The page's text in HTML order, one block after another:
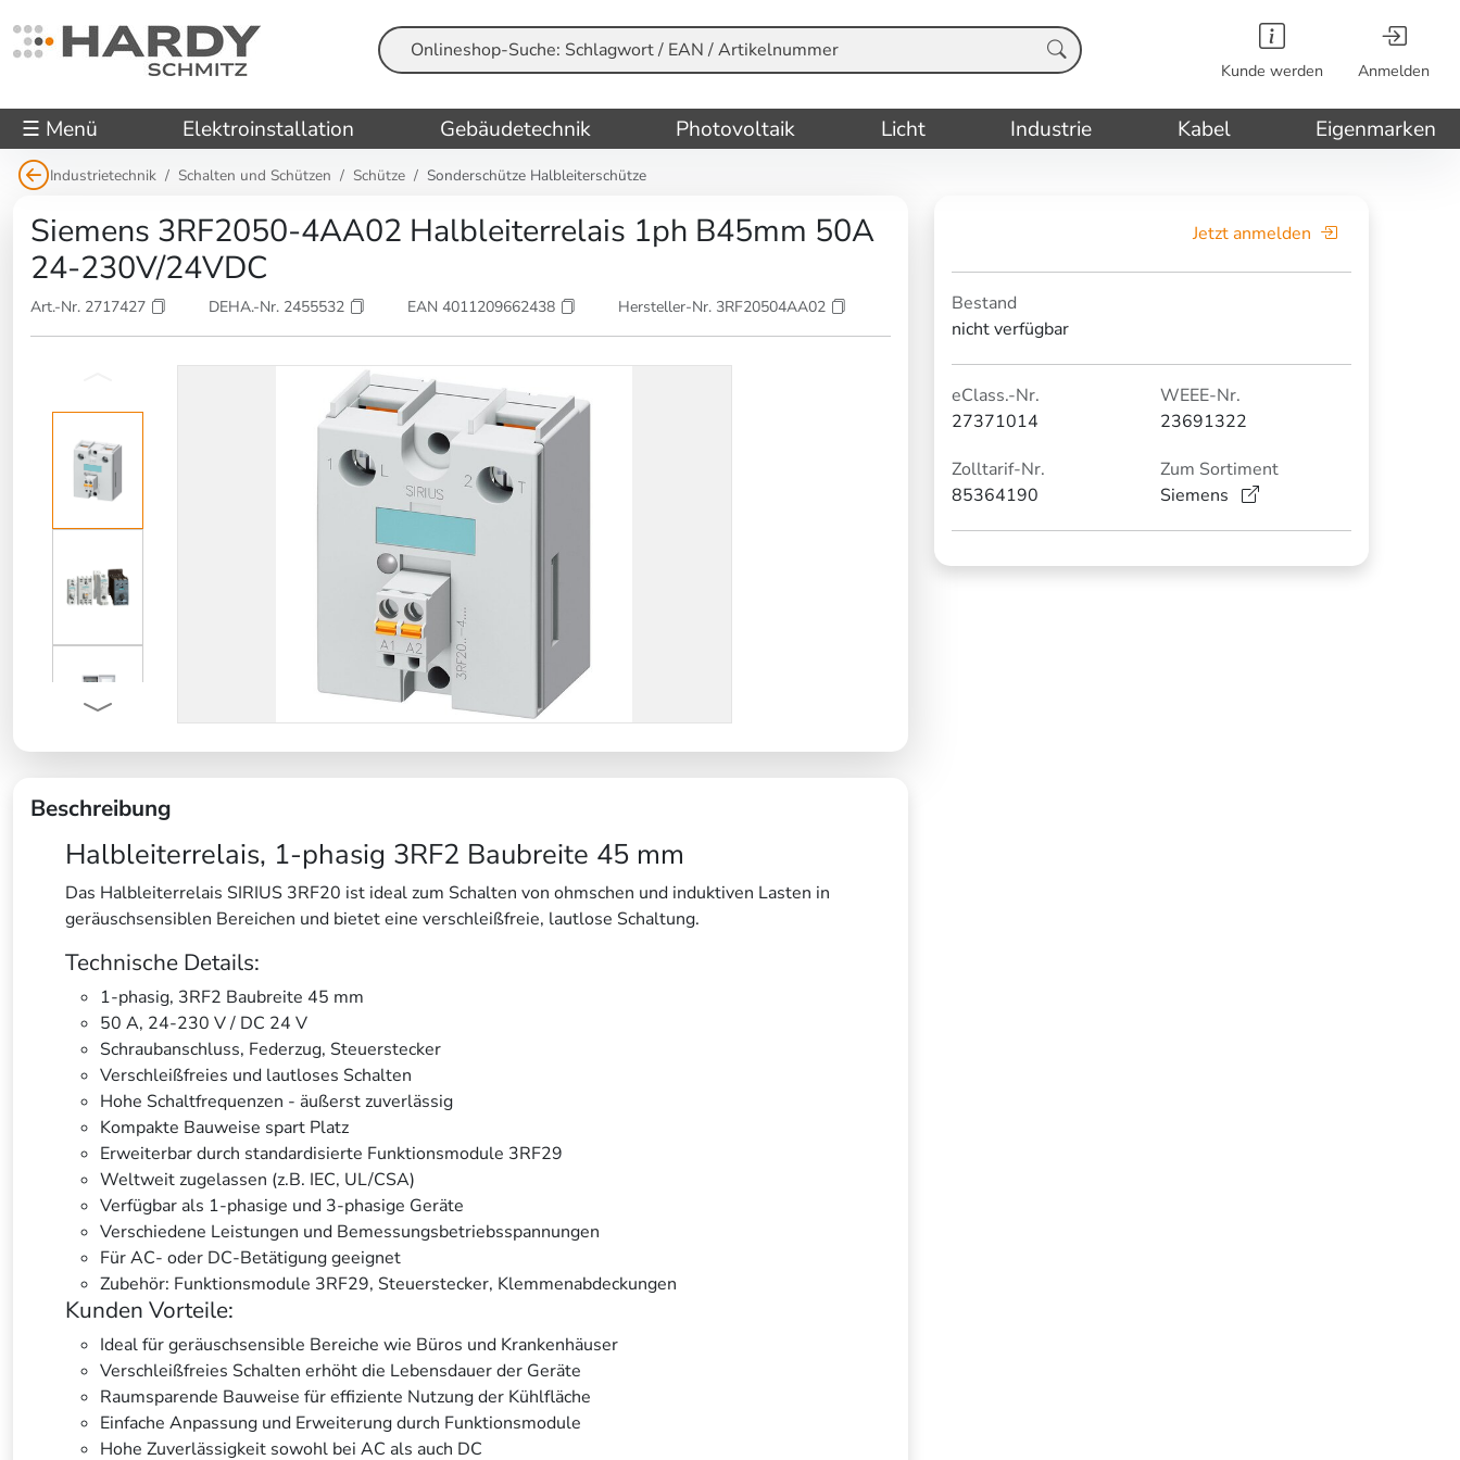
Suche Kunde werden Anmelden
☰ Menü Elektroinstallation Gebäudetechnik Photovoltaik Licht Industrie Kabel Eigenmarken
Industrietechnik Schalten und Schützen Schütze Sonderschütze Halbleiterschütze
Siemens 3RF2050-4AA02 Halbleiterrelais 1ph B45mm 50A
24-230V/24VDC
Art.-Nr. 2717427 DEHA.-Nr. 2455532 EAN 4011209662438 Hersteller-Nr. 3RF20504AA02
Beschreibung
Halbleiterrelais, 1-phasig 3RF2 Baubreite 45 mm
Das Halbleiterrelais SIRIUS 3RF20 ist ideal zum Schalten von ohmschen und induktiven Lasten in
geräuschsensiblen Bereichen und bietet eine verschleißfreie, lautlose Schaltung.
Technische Details:
1-phasig, 3RF2 Baubreite 45 mm
50 A, 24-230 V / DC 24 V
Schraubanschluss, Federzug, Steuerstecker
Verschleißfreies und lautloses Schalten
Hohe Schaltfrequenzen - äußerst zuverlässig
Kompakte Bauweise spart Platz
Erweiterbar durch standardisierte Funktionsmodule 3RF29
Weltweit zugelassen (z.B. IEC, UL/CSA)
Verfügbar als 1-phasige und 3-phasige Geräte
Verschiedene Leistungen und Bemessungsbetriebsspannungen
Für AC- oder DC-Betätigung geeignet
Zubehör: Funktionsmodule 3RF29, Steuerstecker, Klemmenabdeckungen
Kunden Vorteile:
Ideal für geräuschsensible Bereiche wie Büros und Krankenhäuser
Verschleißfreies Schalten erhöht die Lebensdauer der Geräte
Raumsparende Bauweise für effiziente Nutzung der Kühlfläche
Einfache Anpassung und Erweiterung durch Funktionsmodule
Hohe Zuverlässigkeit sowohl bei AC als auch DC
Jetzt anmelden
Bestand
nicht verfügbar
eClass.-Nr.
27371014
WEEE-Nr.
23691322
Zolltarif-Nr.
85364190
Zum Sortiment
Siemens